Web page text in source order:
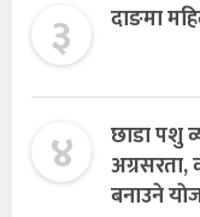
३ दाङमा
४
छाडा पशु
अग्रसरता,
बनाउने